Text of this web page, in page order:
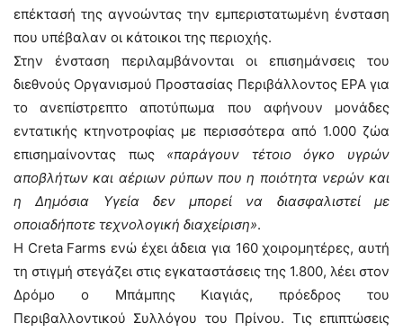
επέκτασή της αγνοώντας την εμπεριστατωμένη ένσταση
που υπέβαλαν οι κάτοικοι της περιοχής.
Στην ένσταση περιλαμβάνονται οι επισημάνσεις του
διεθνούς Οργανισμού Προστασίας Περιβάλλοντος EPA για
το ανεπίστρεπτο αποτύπωμα που αφήνουν μονάδες
εντατικής κτηνοτροφίας με περισσότερα από 1.000 ζώα
επισημαίνοντας πως «παράγουν τέτοιο όγκο υγρών
αποβλήτων και αέριων ρύπων που η ποιότητα νερών και
η Δημόσια Υγεία δεν μπορεί να διασφαλιστεί με
οποιαδήποτε τεχνολογική διαχείριση».
Η Creta Farms ενώ έχει άδεια για 160 χοιρομητέρες, αυτή
τη στιγμή στεγάζει στις εγκαταστάσεις της 1.800, λέει στον
Δρόμο ο Μπάμπης Κιαγιάς, πρόεδρος του
Περιβαλλοντικού Συλλόγου του Πρίνου. Τις επιπτώσεις